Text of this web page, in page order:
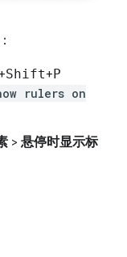
Shift+ P
rulers on
> 悬停时显示标